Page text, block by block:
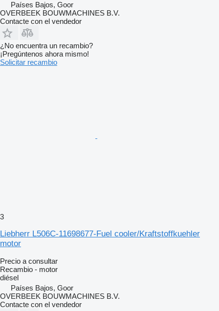
Países Bajos, Goor
OVERBEEK BOUWMACHINES B.V.
Contacte con el vendedor
¿No encuentra un recambio?
¡Pregúntenos ahora mismo!
Solicitar recambio
3
Liebherr L506C-11698677-Fuel cooler/Kraftstoffkuehler
motor
Precio a consultar
Recambio - motor
diésel
Países Bajos, Goor
OVERBEEK BOUWMACHINES B.V.
Contacte con el vendedor